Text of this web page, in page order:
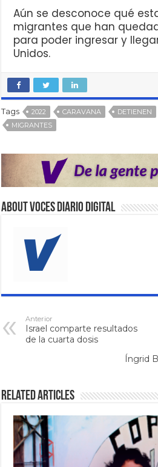
Aún se desconoce qué
migrantes que han
para poder ingresar y
Unidos.
Tags 2022 CARAVANA DETIENEN
MIGRANTES
About VOCES Diario digital
Anterior
Israel comparte resultados
de la cuarta dosis
Íngrid
Related Articles